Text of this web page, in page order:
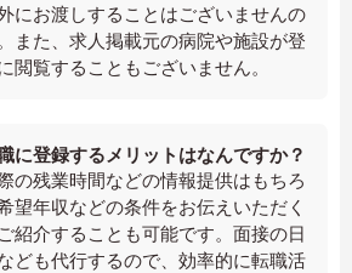
にお渡しすることはございませんの
また、求人掲載元の病院や施設が登
閲覧することもございません。
に登録するメリットはなんですか？
の残業時間などの情報提供はもちろ
望年収などの条件をお伝えいただく
紹介することも可能です。面接の日
ども代行するので、効率的に転職活